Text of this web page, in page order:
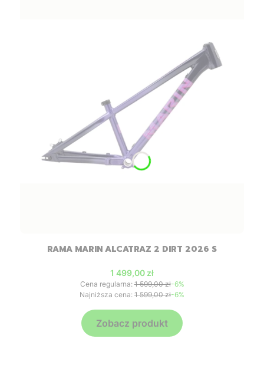
RAMA MARIN ALCATRAZ 2 DIRT 2026 S
Cena promocyjna
1 499,00 zł
Cena regularna: 1 599,00 zł-6%
Najniższa cena: 1 599,00 zł-6%
Zobacz produkt